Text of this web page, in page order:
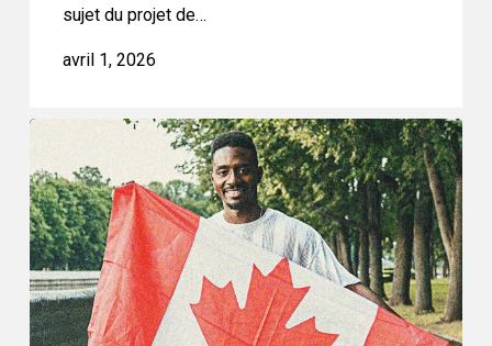
privéesujet du projet de…
avril 1, 2026
projet
de
loi
C-
12
est